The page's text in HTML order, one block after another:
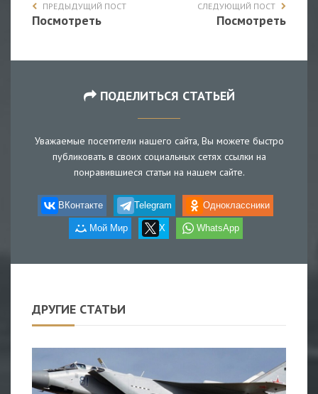
ПРЕДЫДУЩИЙ ПОСТ
Посмотреть
СЛЕДУЮЩИЙ ПОСТ
Посмотреть
ПОДЕЛИТЬСЯ СТАТЬЕЙ
Уважаемые посетители нашего сайта, Вы можете быстро
публиковать в своих социальных сетях ссылки на
понравившиеся статьи на нашем сайте.
ВКонтакте Telegram Одноклассники
Мой Мир X WhatsApp
ДРУГИЕ СТАТЬИ